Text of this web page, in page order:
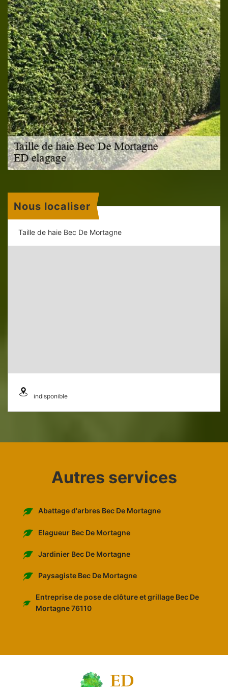
Nous localiser
Taille de haie Bec De Mortagne
indisponible
Autres services
Abattage d'arbres Bec De Mortagne
Elagueur Bec De Mortagne
Jardinier Bec De Mortagne
Paysagiste Bec De Mortagne
Entreprise de pose de clôture et grillage Bec De
Mortagne 76110